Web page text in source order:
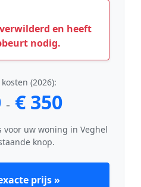
en heeft
nodig.
(2026):
- € 350
voor uw woning in Veghel
knop.
prijs »